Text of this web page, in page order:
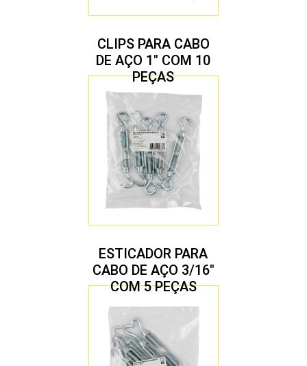
CLIPS PARA CABO
DE AÇO 1″ COM 10
PEÇAS
ESTICADOR PARA
CABO DE AÇO 3/16″
COM 5 PEÇAS